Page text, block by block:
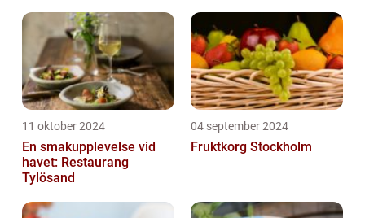
11 oktober 2024
En smakupplevelse vid
havet: Restaurang
Tylösand
04 september 2024
Fruktkorg Stockholm